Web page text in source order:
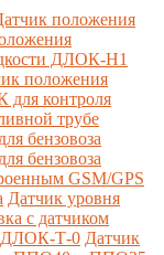
положения
ДЛОК-Н1
положения
контроля
трубе
бензовоза
бензовоза
GSM/GPS
Датчик уровня
с датчиком
ДЛОК-Т-0 Датчик